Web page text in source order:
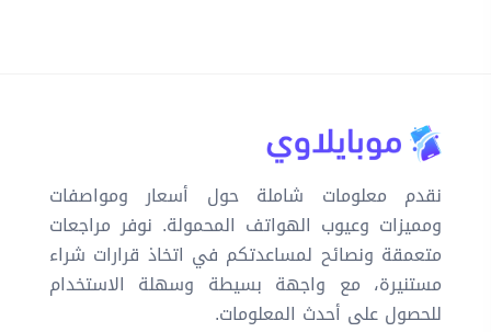
نقدم معلومات شاملة حول أسعار ومواصفات
ومميزات وعيوب الهواتف المحمولة. نوفر مراجعات
متعمقة ونصائح لمساعدتكم في اتخاذ قرارات شراء
مستنيرة، مع واجهة بسيطة وسهلة الاستخدام
للحصول على أحدث المعلومات.